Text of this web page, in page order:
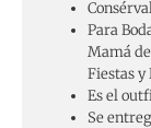
Para
Mamá
Fiestas y
Es el
Se